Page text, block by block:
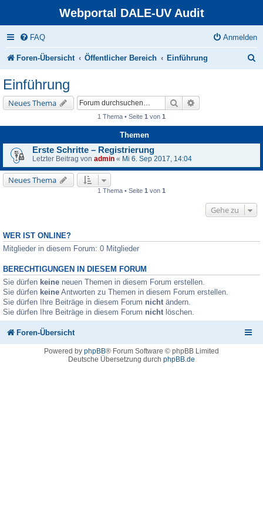
Webportal DALE-UV Audit
FAQ Anmelden
Foren-Übersicht Öffentlicher Bereich Einführung
e
Einführung
Neues Thema Suche
1 Thema • Seite 1 von 1
Themen
Erste Schritte – Registrierung
Letzter Beitrag von admin « Mi 6. Sep 2017, 14:04
Neues Thema
1 Thema • Seite 1 von 1
Gehe zu
WER IST ONLINE?
Mitglieder in diesem Forum: 0 Mitglieder
BERECHTIGUNGEN IN DIESEM FORUM
Sie dürfen keine neuen Themen in diesem Forum erstellen.
Sie dürfen keine Antworten zu Themen in diesem Forum erstellen.
Sie dürfen Ihre Beiträge in diesem Forum nicht ändern.
Sie dürfen Ihre Beiträge in diesem Forum nicht löschen.
Foren-Übersicht
Powered by phpBB® Forum Software © phpBB Limited
Deutsche Übersetzung durch phpBB.de